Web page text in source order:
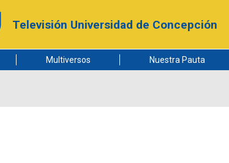
Televisión Universidad de Concepción
Multiversos Nuestra Pauta